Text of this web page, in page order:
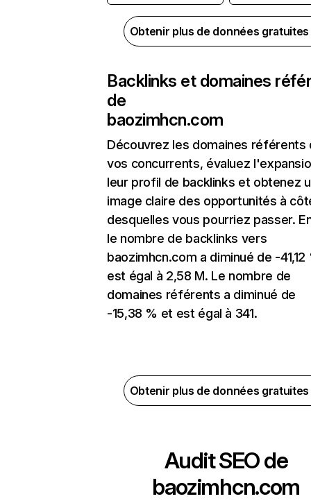
Obtenir plus de données
Backlinks et domaines
de
baozimhcn.com
Découvrez les domaines référents
vos concurrents, évaluez
leur profil de backlinks et obtenez
image claire des opportunités à
desquelles vous pourriez passer.
le nombre de backlinks vers
baozimhcn.com a diminué de -41,12
est égal à 2,58 M. Le nombre de
domaines référents a diminué de
-15,38 % et est égal à 341.
Obtenir plus de données
Audit SEO de
baozimhcn.com